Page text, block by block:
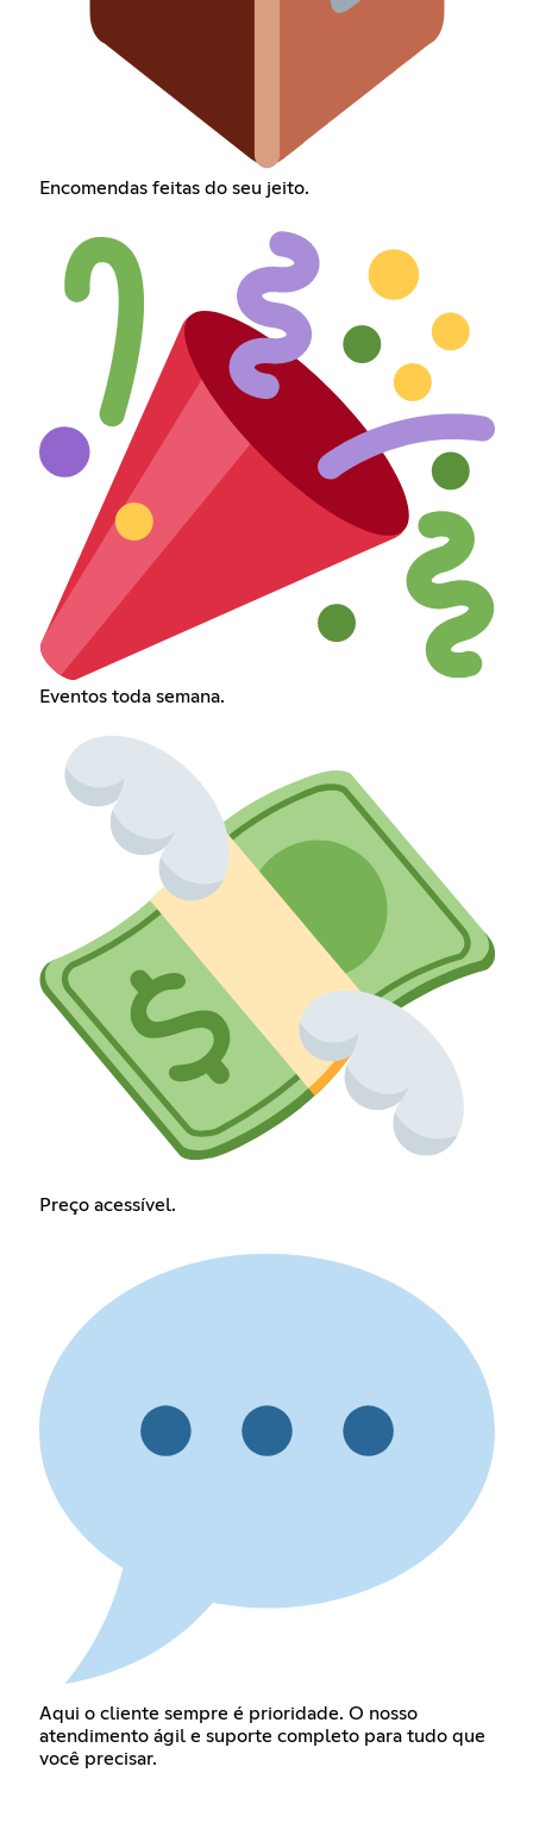
Encomendas feitas do seu jeito.
Eventos toda semana.
Preço acessível.
Aqui o cliente sempre é prioridade. O nosso
atendimento ágil e suporte completo para tudo que
você precisar.